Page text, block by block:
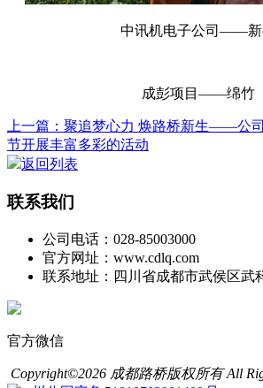
中讯机电子公司——
成彭项目——绵竹
上一篇：聚追梦心力 焕路桥新生——公
节开展丰富多彩的活动
返回列表
联系我们
公司电话：028-85003000
官方网址：www.cdlq.com
联系地址：四川省成都市武侯区武
官方微信
Copyright©2026 成都路桥版权所有 All